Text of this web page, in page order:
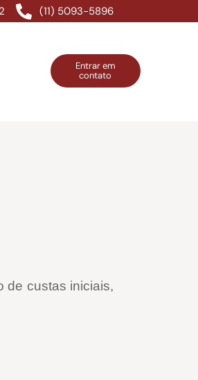
(11) 5093-5896
Entrar em
contato
de custas iniciais,